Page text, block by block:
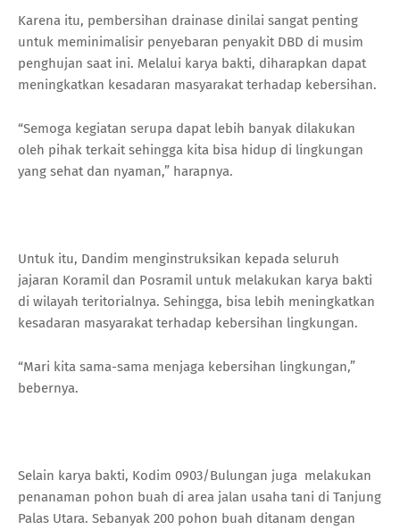
Karena itu, pembersihan drainase dinilai sangat penting
untuk meminimalisir penyebaran penyakit DBD di musim
penghujan saat ini. Melalui karya bakti, diharapkan dapat
meningkatkan kesadaran masyarakat terhadap kebersihan.
“Semoga kegiatan serupa dapat lebih banyak dilakukan
oleh pihak terkait sehingga kita bisa hidup di lingkungan
yang sehat dan nyaman,” harapnya.
Untuk itu, Dandim menginstruksikan kepada seluruh
jajaran Koramil dan Posramil untuk melakukan karya bakti
di wilayah teritorialnya. Sehingga, bisa lebih meningkatkan
kesadaran masyarakat terhadap kebersihan lingkungan.
“Mari kita sama-sama menjaga kebersihan lingkungan,”
bebernya.
Selain karya bakti, Kodim 0903/Bulungan juga melakukan
penanaman pohon buah di area jalan usaha tani di Tanjung
Palas Utara. Sebanyak 200 pohon buah ditanam dengan